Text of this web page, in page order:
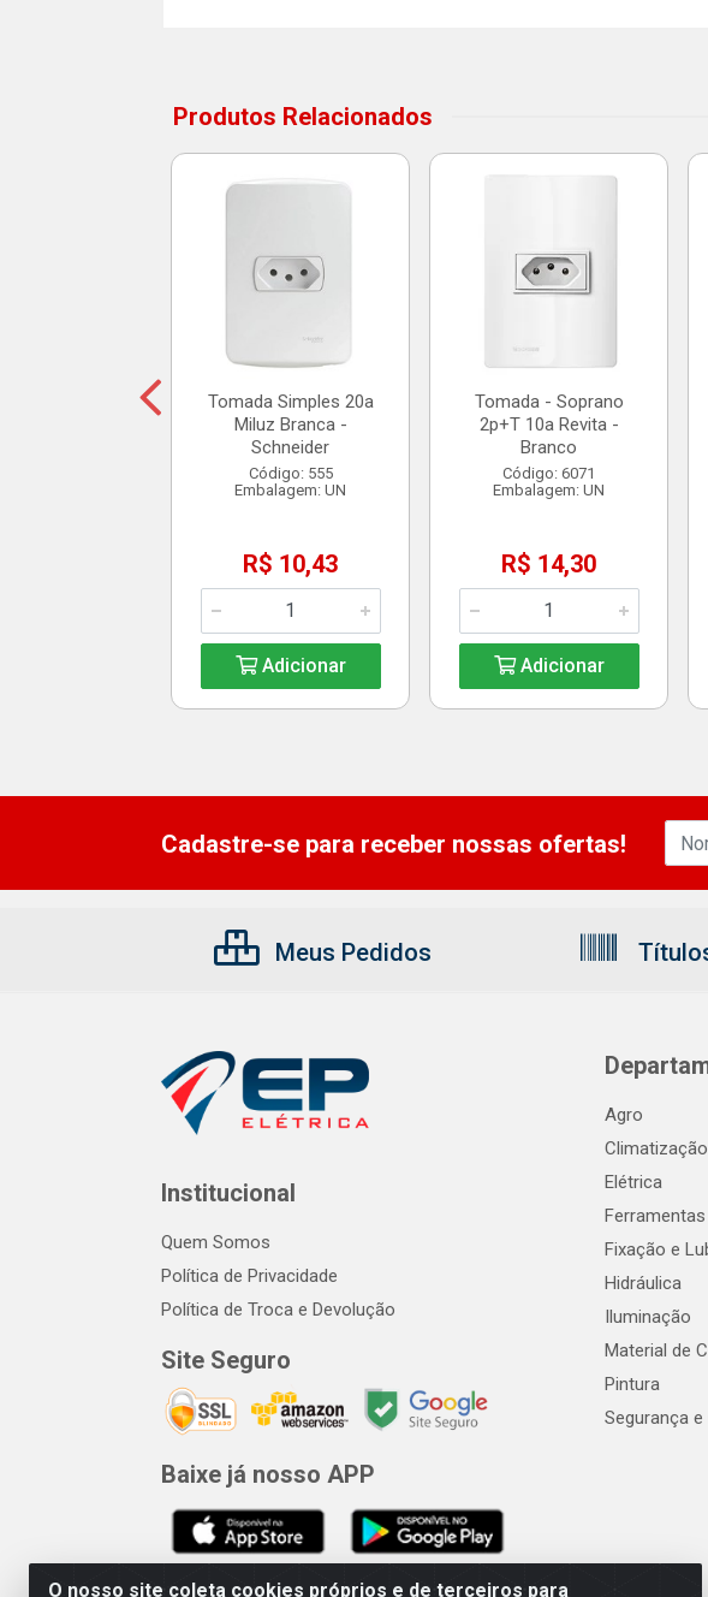
Produtos Relacionados
Tomada Simples 20a
Miluz Branca -
Schneider
Código: 555
Embalagem: UN
R$ 10,43
Adicionar
Tomada - Soprano
2p+T 10a Revita -
Branco
Código: 6071
Embalagem: UN
R$ 14,30
Adicionar
O nosso site coleta cookies próprios e de terceiros para
Cadastre-se para receber nossas ofertas!
Meus Pedidos
Institucional
Quem Somos
Política de Privacidade
Política de Troca e Devolução
Site Seguro
Baixe já nosso APP
Agro
Climatização
Elétrica
Ferramentas
Fixação e
Hidráulica
Iluminação
Material de
Pintura
Segurança